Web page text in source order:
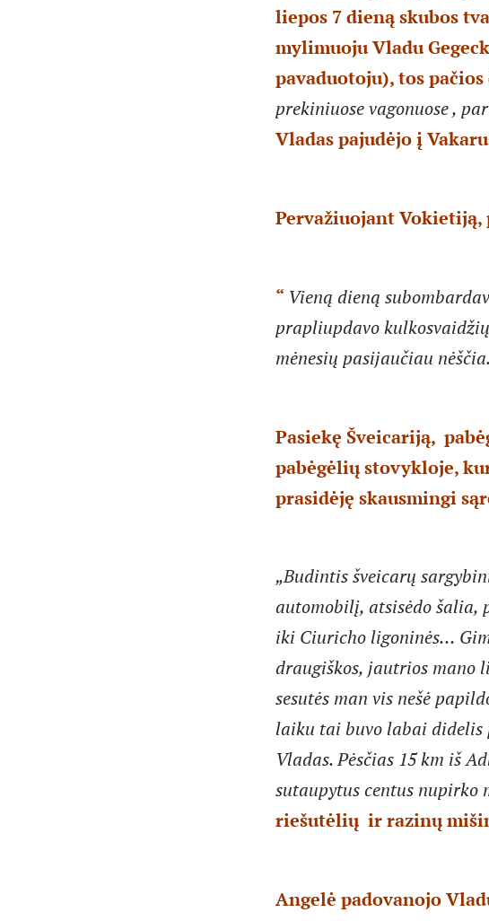
liepos 7 dieną skubos
mylimuoju Vladu
pavaduotoju), tos
prekiniuose vagonuose ,
Vladas pajudėjo į
Pervažiuojant
“ Vieną dieną
prapliupdavo
mėnesių pasijaučiau
Pasiekę Šveicariją,
pabėgėlių stovykloje,
prasidėję skausmingi
„Budintis šveicarų
automobilį, atsisėdo šalia,
iki Ciuricho ligoninės…
draugiškos, jautrios mano
sesutės man vis nešė
laiku tai buvo labai didelis
Vladas. Pėsčias 15 km iš
sutaupytus centus nupirko
riešutėlių ir razinų
Angelė padovanojo